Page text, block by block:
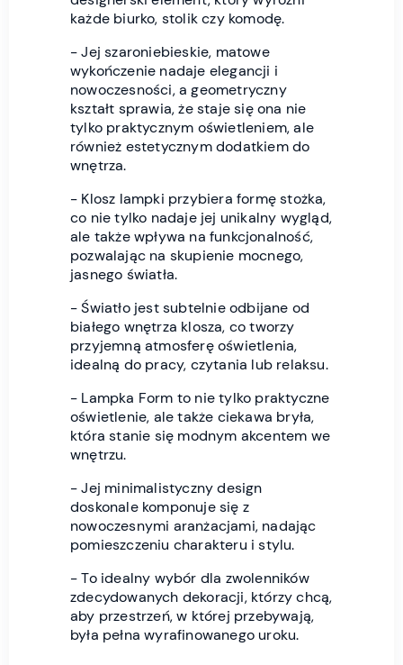
każde biurko, stolik czy komodę.
- Jej szaroniebieskie, matowe
wykończenie nadaje elegancji i
nowoczesności, a geometryczny
kształt sprawia, że staje się ona nie
tylko praktycznym oświetleniem, ale
również estetycznym dodatkiem do
wnętrza.
- Klosz lampki przybiera formę stożka,
co nie tylko nadaje jej unikalny wygląd,
ale także wpływa na funkcjonalność,
pozwalając na skupienie mocnego,
jasnego światła.
- Światło jest subtelnie odbijane od
białego wnętrza klosza, co tworzy
przyjemną atmosferę oświetlenia,
idealną do pracy, czytania lub relaksu.
- Lampka Form to nie tylko praktyczne
oświetlenie, ale także ciekawa bryła,
która stanie się modnym akcentem we
wnętrzu.
- Jej minimalistyczny design
doskonale komponuje się z
nowoczesnymi aranżacjami, nadając
pomieszczeniu charakteru i stylu.
- To idealny wybór dla zwolenników
zdecydowanych dekoracji, którzy chcą,
aby przestrzeń, w której przebywają,
była pełna wyrafinowanego uroku.